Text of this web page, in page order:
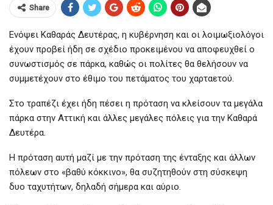
Share
Ενόψει Καθαράς Δευτέρας, η κυβέρνηση και οι λοιμωξιολόγοι
έχουν προβεί ήδη σε σχέδιο προκειμένου να αποφευχθεί ο
συνωστισμός σε πάρκα, καθώς οι πολίτες θα θελήσουν να
συμμετέχουν στο έθιμο του πετάματος του χαρταετού.
Στο τραπέζι έχει ήδη πέσει η πρόταση να κλείσουν τα μεγάλα
πάρκα στην Αττική και άλλες μεγάλες πόλεις για την Καθαρά
Δευτέρα.
Η πρόταση αυτή μαζί με την πρόταση της ένταξης και άλλων
πόλεων στο «βαθύ κόκκινο», θα συζητηθούν στη σύσκεψη
δυο ταχυτήτων, δηλαδή σήμερα και αύριο.